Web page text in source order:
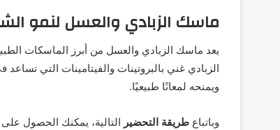
ماسك الزبادي والعسل لنمو
يعد ماسك الزبادي والعسل من أبرز الماسكات
الزبادي غني بالبروتينات والفيتامينات التي
ويمنحه لمعانًا طبيعيًا.
وباتباع طريقة التحضير التالية، يمكنك الحصول